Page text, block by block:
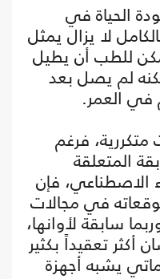
الحياة في
لا يزال يمثل
للطب أن يطيل
لم يصل بعد
في العمر.
فرغم
المتعلقة
الاصطناعي، فإن
في مجالات
سابقة لأوانها،
تعقيداً بكثير
يشبه أجهزة